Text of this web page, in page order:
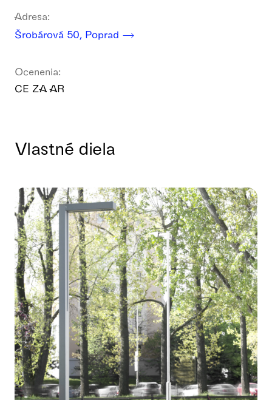
Adresa:
Šrobárová 50, Poprad
Ocenenia:
CE ZA AR
Vlastné diela